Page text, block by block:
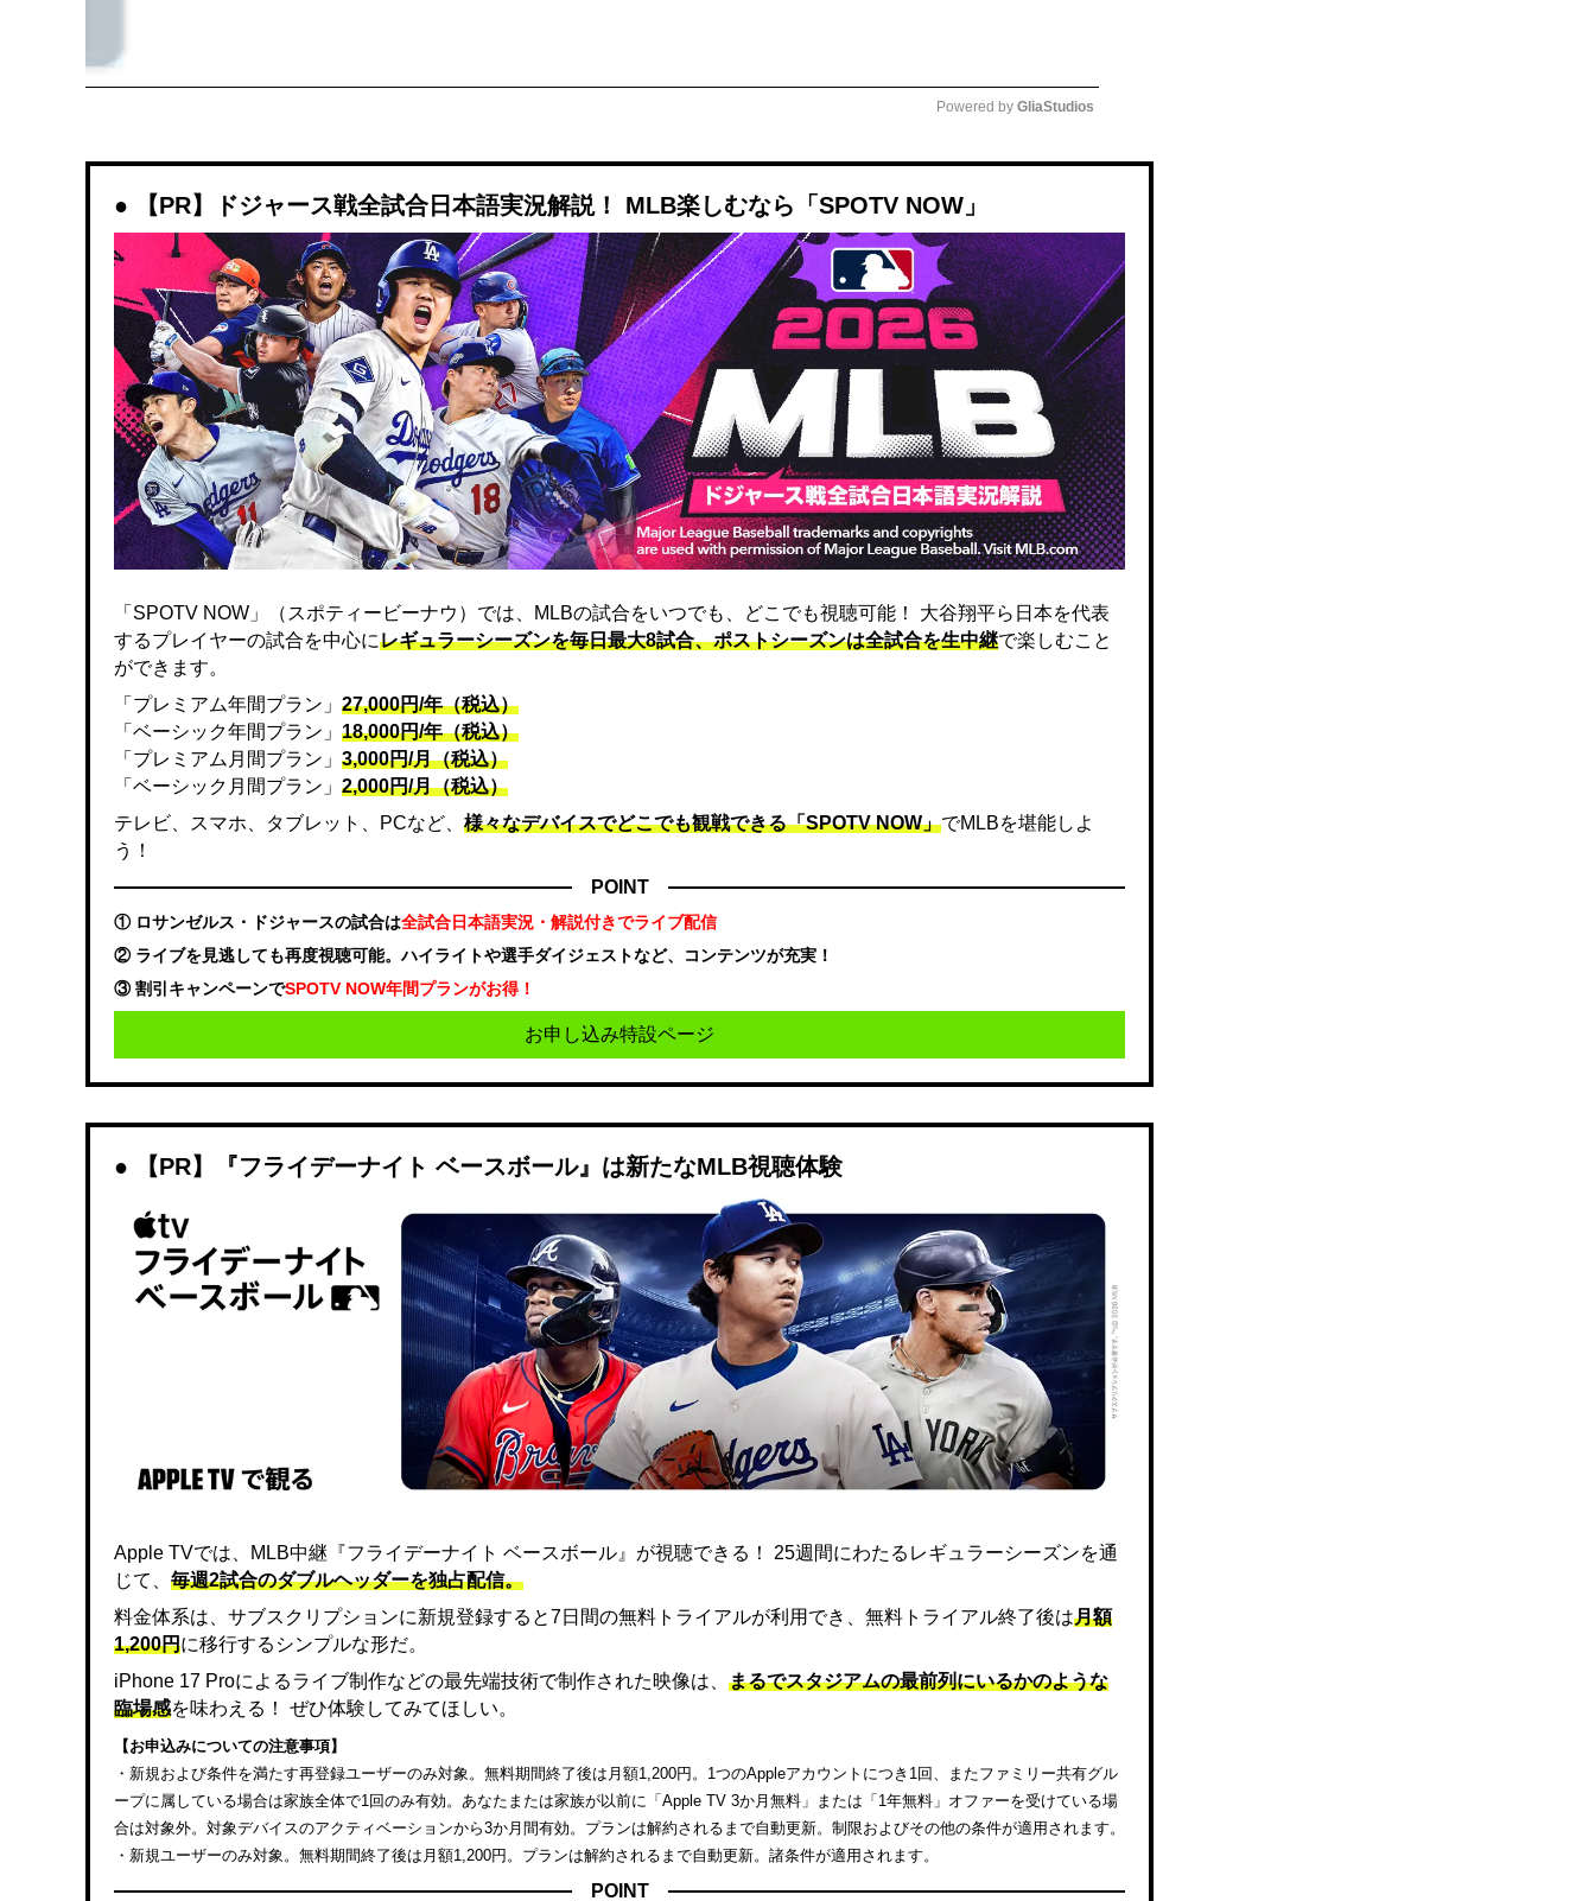
Powered by GliaStudios
【PR】ドジャース戦全試合日本語実況解説！ MLB楽しむなら「SPOTV NOW」
「SPOTV NOW」（スポティービーナウ）では、MLBの試合をいつでも、どこでも視聴可能！ 大谷翔平ら日本を代表
するプレイヤーの試合を中心にレギュラーシーズンを毎日最大8試合、ポストシーズンは全試合を生中継で楽しむこと
ができます。
「プレミアム年間プラン」 27,000円/年（税込）
「ベーシック年間プラン」 18,000円/年（税込）
「プレミアム月間プラン」 3,000円/月（税込）
「ベーシック月間プラン」 2,000円/月（税込）
テレビ、スマホ、タブレット、PCなど、 様々なデバイスでどこでも観戦できる「SPOTV NOW」でMLBを堪能しよ
う！
POINT
① ロサンゼルス・ドジャースの試合は全試合日本語実況・解説付きでライブ配信
② ライブを見逃しても再度視聴可能。ハイライトや選手ダイジェストなど、コンテンツが充実！
③ 割引キャンペーンでSPOTV NOW年間プランがお得！
お申し込み特設ページ
【PR】『フライデーナイト ベースボール』は新たなMLB視聴体験
Apple TVでは、MLB中継『フライデーナイト ベースボール』が視聴できる！ 25週間にわたるレギュラーシーズンを通
じて、 毎週2試合のダブルヘッダーを独占配信。
料金体系は、サブスクリプションに新規登録すると7日間の無料トライアルが利用でき、無料トライアル終了後は月額
1,200円に移行するシンプルな形だ。
iPhone 17 Proによるライブ制作などの最先端技術で制作された映像は、 まるでスタジアムの最前列にいるかのような
臨場感を味わえる！ ぜひ体験してみてほしい。
【お申込みについての注意事項】
・新規および条件を満たす再登録ユーザーのみ対象。無料期間終了後は月額1,200円。1つのAppleアカウントにつき1回、またファミリー共有グル
ープに属している場合は家族全体で1回のみ有効。あなたまたは家族が以前に「Apple TV 3か月無料」または「1年無料」オファーを受けている場
合は対象外。対象デバイスのアクティベーションから3か月間有効。プランは解約されるまで自動更新。制限およびその他の条件が適用されます。
・新規ユーザーのみ対象。無料期間終了後は月額1,200円。プランは解約されるまで自動更新。諸条件が適用されます。
POINT